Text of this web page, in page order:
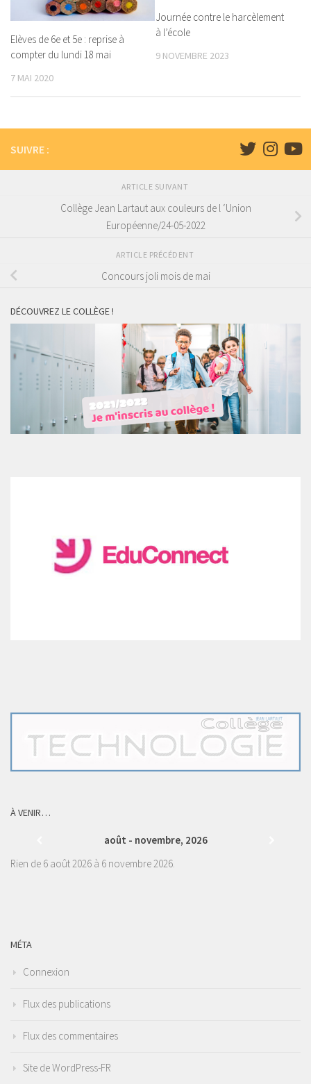
Elèves de 6e et 5e : reprise à
compter du lundi 18 mai
7 MAI 2020
Journée contre le harcèlement
à l’école
9 NOVEMBRE 2023
SUIVRE :
ARTICLE SUIVANT
Collège Jean Lartaut aux couleurs de l ‘Union
Européenne/24-05-2022
ARTICLE PRÉCÉDENT
Concours joli mois de mai
DÉCOUVREZ LE COLLÈGE !
À VENIR…
août - novembre, 2026
Rien de 6 août 2026 à 6 novembre 2026.
MÉTA
Connexion
Flux des publications
Flux des commentaires
Site de WordPress-FR